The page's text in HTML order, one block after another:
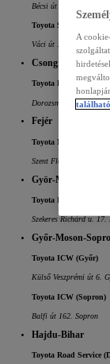
Bécsi út 178. Budapest
Toyota Schiller
Váci út 119./C Budapest
Csongrád
Toyota Kovács
Dorozsmai út 9. Szeged
Fejér
Toyota Mayer
Szent Flórián körút 1.
Györ-Moson-
Toyota ICW
Szekeres Richárd u.
Győr-Moson-
Toyota ICW (Győr)
Külső Veszprémi út 6.
Toyota ICW (Sopron)
Balfi út 162. Sopron
Hajdu-Bihar
Toyota Road Service
A